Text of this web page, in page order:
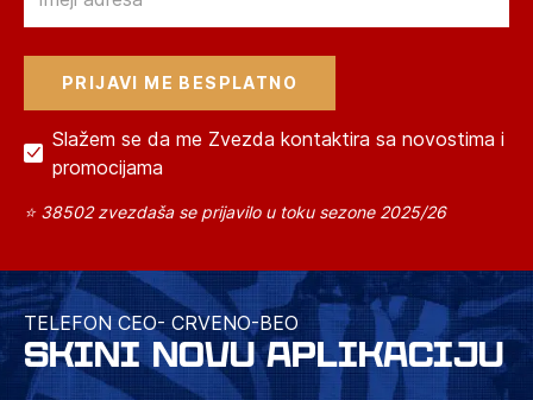
Slažem se da me Zvezda kontaktira sa novostima i
promocijama
⭐ 38502 zvezdaša se prijavilo u toku sezone 2025/26
TELEFON CEO- CRVENO-BEO
SKINI NOVU APLIKACIJU